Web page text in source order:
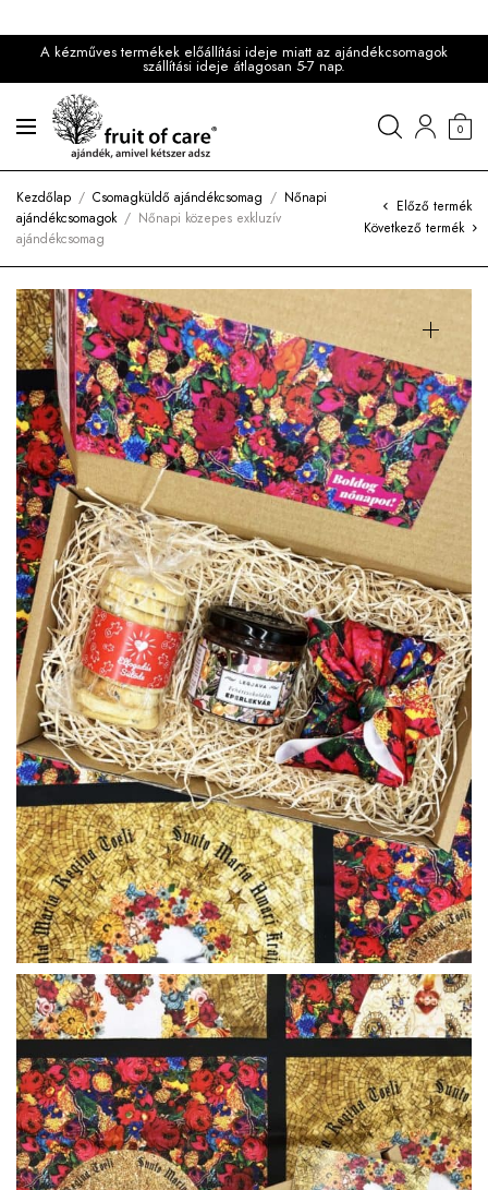
A kézműves termékek előállítási ideje miatt az ajándékcsomagok
szállítási ideje átlagosan 5-7 nap.
0
Kezdőlap / Csomagküldő ajándékcsomag / Nőnapi
ajándékcsomagok / Nőnapi közepes exkluzív
ajándékcsomag
Előző termék
Következő termék